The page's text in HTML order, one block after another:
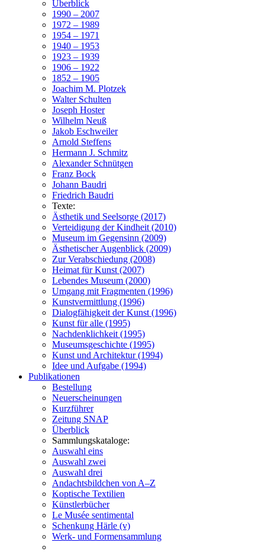
Überblick
1990 – 2007
1972 – 1989
1954 – 1971
1940 – 1953
1923 – 1939
1906 – 1922
1852 – 1905
Joachim M. Plotzek
Walter Schulten
Joseph Hoster
Wilhelm Neuß
Jakob Eschweiler
Arnold Steffens
Hermann J. Schmitz
Alexander Schnütgen
Franz Bock
Johann Baudri
Friedrich Baudri
Texte:
Ästhetik und Seelsorge (2017)
Verteidigung der Kindheit (2010)
Museum im Gegensinn (2009)
Ästhetischer Augenblick (2009)
Zur Verabschiedung (2008)
Heimat für Kunst (2007)
Lebendes Museum (2000)
Umgang mit Fragmenten (1996)
Kunstvermittlung (1996)
Dialogfähigkeit der Kunst (1996)
Kunst für alle (1995)
Nachdenklichkeit (1995)
Museumsgeschichte (1995)
Kunst und Architektur (1994)
Idee und Aufgabe (1994)
Publikationen
Bestellung
Neuerscheinungen
Kurzführer
Zeitung SNAP
Überblick
Sammlungskataloge:
Auswahl eins
Auswahl zwei
Auswahl drei
Andachtsbildchen von A–Z
Koptische Textilien
Künstlerbücher
Le Musée sentimental
Schenkung Härle (v)
Werk- und Formensammlung